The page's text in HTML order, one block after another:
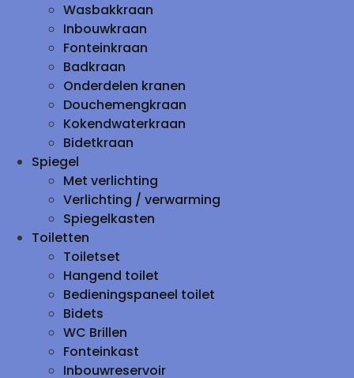
Wasbakkraan
Inbouwkraan
Fonteinkraan
Badkraan
Onderdelen kranen
Douchemengkraan
Kokendwaterkraan
Bidetkraan
Spiegel
Met verlichting
Verlichting / verwarming
Spiegelkasten
Toiletten
Toiletset
Hangend toilet
Bedieningspaneel toilet
Bidets
WC Brillen
Fonteinkast
Inbouwreservoir